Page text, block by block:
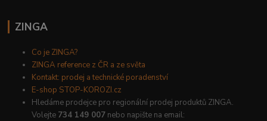
ZINGA
Co je ZINGA?
ZINGA reference z ČR a ze světa
Kontakt: prodej a technické poradenství
E-shop STOP-KOROZI.cz
Hledáme prodejce pro regionální prodej produktů ZINGA.
Volejte 734 149 007 nebo napište na email: